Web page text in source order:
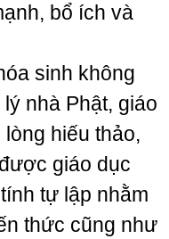
bổ ích và
sinh không
nhà Phật, giáo
hiếu thảo,
giáo dục
tự lập nhằm
thức cũng như